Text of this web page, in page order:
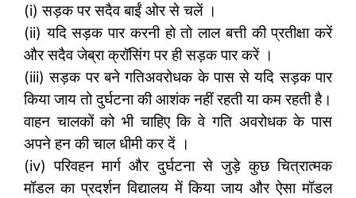
(i) सड़क पर सदैव बाईं ओर से चलें ।
(ii) यदि सड़क पार करनी हो तो लाल बत्ती की प्रतीक्षा करें
और सदैव जेब्रा क्रॉसिंग पर ही सड़क पार करें ।
(iii) सड़क पर बने गतिअवरोधक के पास से यदि सड़क पार
किया जाय तो दुर्घटना की आशंक नहीं रहती या कम रहती है।
वाहन चालकों को भी चाहिए कि वे गति अवरोधक के पास
अपने हन की चाल धीमी कर दें ।
(iv) परिवहन मार्ग और दुर्घटना से जुड़े कुछ चित्रात्मक
मॉडल का प्रदर्शन विद्यालय में किया जाय और ऐसा मॉडल